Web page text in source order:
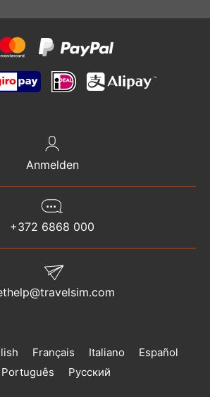
Anmelden
+372 6868 000
Français Italiano
Español
Português
Русский